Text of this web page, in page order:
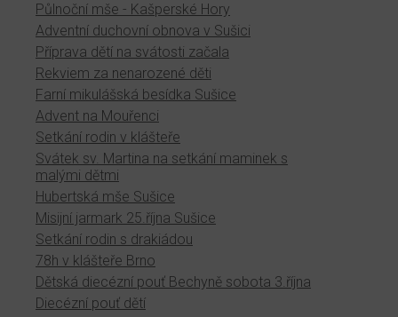
Půlnoční mše - Kašperské Hory
Adventní duchovní obnova v Sušici
Příprava dětí na svátosti začala
Rekviem za nenarozené děti
Farní mikulášská besídka Sušice
Advent na Mouřenci
Setkání rodin v klášteře
Svátek sv. Martina na setkání maminek s
malými dětmi
Hubertská mše Sušice
Misijní jarmark 25.října Sušice
Setkání rodin s drakiádou
78h v klášteře Brno
Dětská diecézní pouť Bechyně sobota 3.října
Diecézní pouť dětí